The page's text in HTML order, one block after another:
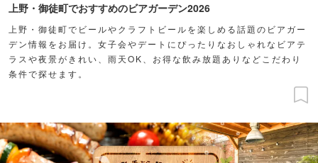
上野・御徒町でおすすめのビアガーデン2026
上野・御徒町でビールやクラフトビールを楽しめる話題のビアガー
デン情報をお届け。女子会やデートにぴったりなおしゃれなビアテ
ラスや夜景がきれい、雨天OK、お得な飲み放題ありなどこだわり
条件で探せます。